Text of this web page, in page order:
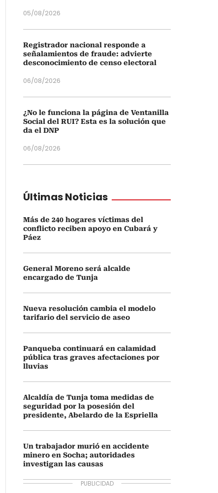
05/08/2026
Registrador nacional responde a
señalamientos de fraude: advierte
desconocimiento de censo electoral
06/08/2026
¿No le funciona la página de Ventanilla
Social del RUI? Esta es la solución que
da el DNP
06/08/2026
Últimas Noticias
Más de 240 hogares víctimas del
conflicto reciben apoyo en Cubará y
Páez
General Moreno será alcalde
encargado de Tunja
Nueva resolución cambia el modelo
tarifario del servicio de aseo
Panqueba continuará en calamidad
pública tras graves afectaciones por
lluvias
Alcaldía de Tunja toma medidas de
seguridad por la posesión del
presidente, Abelardo de la Espriella
Un trabajador murió en accidente
minero en Socha; autoridades
investigan las causas